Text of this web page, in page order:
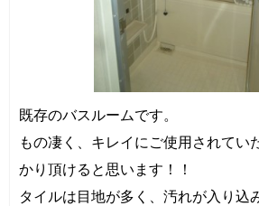
既存のバスルームです。
もの凄く、キレイにご使用されてい
かり頂けると思います！！
タイルは目地が多く、汚れが入り込